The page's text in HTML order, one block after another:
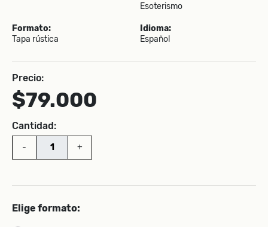
Esoterismo
Formato:
Tapa rústica
Idioma:
Español
Precio:
$79.000
Cantidad:
- +
Elige formato: